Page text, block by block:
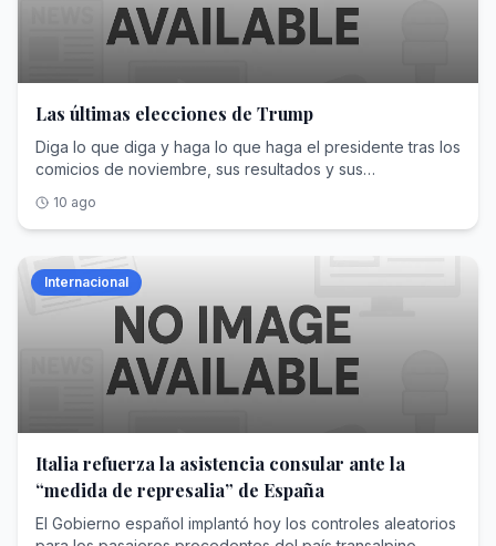
Las últimas elecciones de Trump
Diga lo que diga y haga lo que haga el presidente tras los
comicios de noviembre, sus resultados y sus
10 ago
Internacional
Italia refuerza la asistencia consular ante la
“medida de represalia” de España
El Gobierno español implantó hoy los controles aleatorios